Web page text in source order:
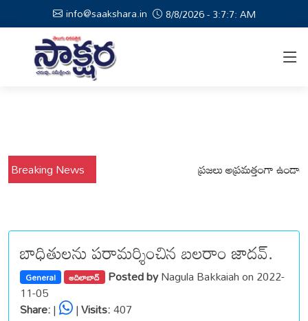
info@saakshara.in 8/8/2026 - 3:7:8: AM
Breaking News
నేపథ్యంలో కోటపల్లి, వేమనపల్లి మండలాల ప్రజలు అప్రమత్తంగా ఉండాలి
బాధితులను పరామర్శించిన బలరాం జాదవ్.
General ఆదిలాబాద్ Posted byNagula Bakkaiah on 2022-
11-05
Share:| |Visits:407